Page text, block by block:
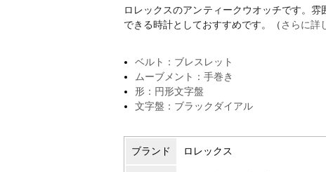
ロレックスのアンティークウオッチです。雰
できる時計としておすすめです。（ さらに詳
ベルト：ブレスレット
ムーブメント：手巻き
形：円形文字盤
文字盤：ブラックダイアル
ブランド ロレックス